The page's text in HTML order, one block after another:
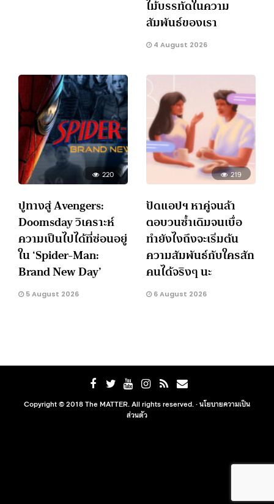
ไม้บรรทัดในความ
สัมพันธ์ของเรา
4 August 2026
220
ปูทางสู่ Avengers:
Doomsday วิเคราะห์
ความเป็นไปได้ที่ซ่อนอยู่
ใน ‘Spider-Man:
Brand New Day’
5 August 2026
219
ปัดแอปฯ หาคู่จนล้า
ตอบวนซ้ำเดิมจนเบื่อ
ทำยังไงถึงจะเริ่มต้น
ความสัมพันธ์กับใครสัก
คนได้จริงๆ นะ
6 August 2026
Copyright © 2018 The MATTER. All rights reserved. ·นโยบายความเป็น
ส่วนตัว